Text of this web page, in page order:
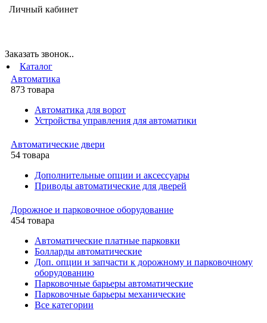
Личный кабинет
Заказать звонок..
Каталог
Автоматика
873 товара
Автоматика для ворот
Устройства управления для автоматики
Автоматические двери
54 товара
Дополнительные опции и аксессуары
Приводы автоматические для дверей
Дорожное и парковочное оборудование
454 товара
Автоматические платные парковки
Болларды автоматические
Доп. опции и запчасти к дорожному и парковочному
оборудованию
Парковочные барьеры автоматические
Парковочные барьеры механические
Все категории